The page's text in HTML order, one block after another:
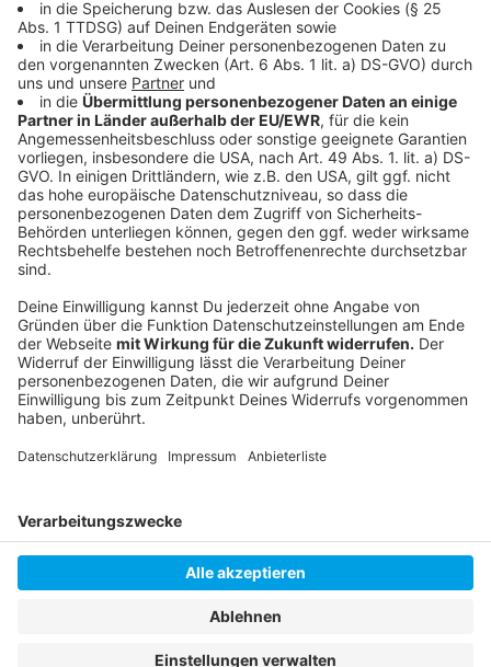
Die Tabelle der DEL
Die Eishockey-WM 2027 in Düsseldorf
Eishockey-Länderspiel in Düsseldorf
Unsere Fortuna-Sonderseite
Anzeige